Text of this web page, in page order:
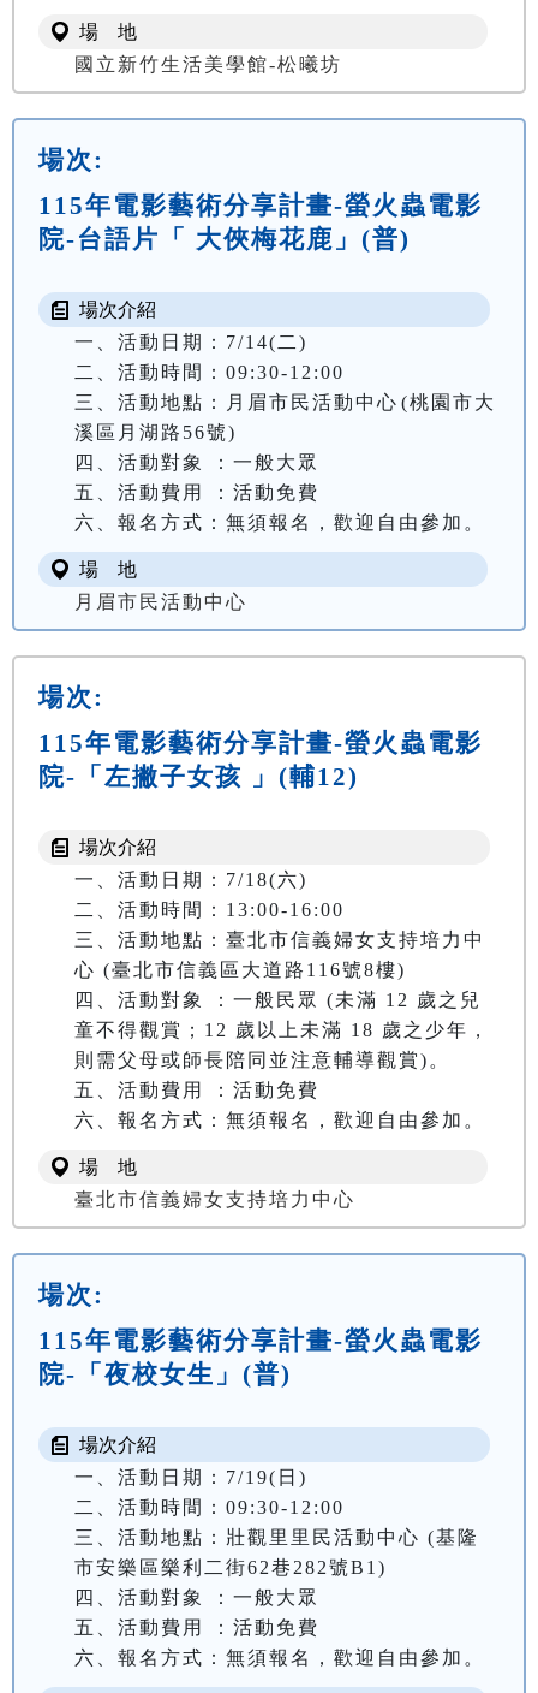
場 地
國立新竹生活美學館-松曦坊
場次:
115年電影藝術分享計畫-螢火蟲電影
院-台語片「 大俠梅花鹿」(普)
場次介紹
一、活動日期：7/14(二)
二、活動時間：09:30-12:00
三、活動地點：月眉市民活動中心(桃園市大
溪區月湖路56號)
四、活動對象 ：一般大眾
五、活動費用 ：活動免費
六、報名方式：無須報名，歡迎自由參加。
場 地
月眉市民活動中心
場次:
115年電影藝術分享計畫-螢火蟲電影
院-「左撇子女孩 」(輔12)
場次介紹
一、活動日期：7/18(六)
二、活動時間：13:00-16:00
三、活動地點：臺北市信義婦女支持培力中
心 (臺北市信義區大道路116號8樓)
四、活動對象 ：一般民眾 (未滿 12 歲之兒
童不得觀賞；12 歲以上未滿 18 歲之少年，
則需父母或師長陪同並注意輔導觀賞)。
五、活動費用 ：活動免費
六、報名方式：無須報名，歡迎自由參加。
場 地
臺北市信義婦女支持培力中心
場次:
115年電影藝術分享計畫-螢火蟲電影
院-「夜校女生」(普)
場次介紹
一、活動日期：7/19(日)
二、活動時間：09:30-12:00
三、活動地點：壯觀里里民活動中心 (基隆
市安樂區樂利二街62巷282號B1)
四、活動對象 ：一般大眾
五、活動費用 ：活動免費
六、報名方式：無須報名，歡迎自由參加。